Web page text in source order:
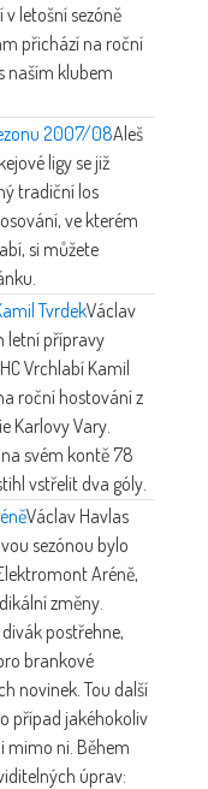
v letošní sezóně
přichází na roční
naším klubem
2007/08Aleš
ligy se již
tradiční los
ve kterém
si můžete
TvrdekVáclav
letní přípravy
Vrchlabí Kamil
roční hostování z
Karlovy Vary.
svém kontě 78
vstřelit dva góly.
Václav Havlas
sezónou bylo
Aréně,
změny.
postřehne,
brankové
novinek. Tou další
případ jakéhokoliv
mimo ni. Během
úprav: